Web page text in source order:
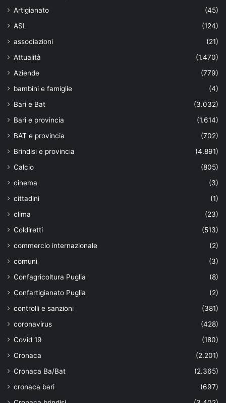
Artigianato
(45)
ASL
(124)
associazioni
(21)
Attualità
(1.470)
Aziende
(779)
bambini e famiglie
(4)
Bari e Bat
(3.032)
Bari e provincia
(1.614)
BAT e provincia
(702)
Brindisi e provincia
(4.891)
Calcio
(805)
cinema
(3)
cittadini
(1)
clima
(23)
Coldiretti
(513)
commercio internazionale
(2)
comuni
(3)
Confagricoltura Puglia
(8)
Confartigianato Puglia
(2)
controlli e sanzioni
(381)
coronavirus
(428)
Covid 19
(180)
Cronaca
(2.201)
Cronaca Ba/Bat
(2.365)
cronaca bari
(697)